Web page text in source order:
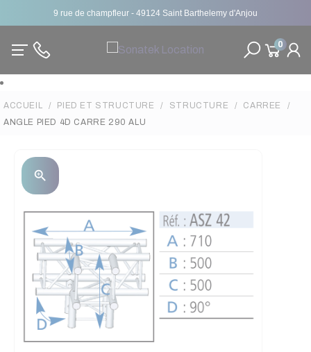
9 rue de champfleur - 49124 Saint Barthelemy d'Anjou
0
ACCUEIL PIED ET STRUCTURE STRUCTURE
CARREE
ANGLE PIED 4D CARRE 290 ALU
zoom_in